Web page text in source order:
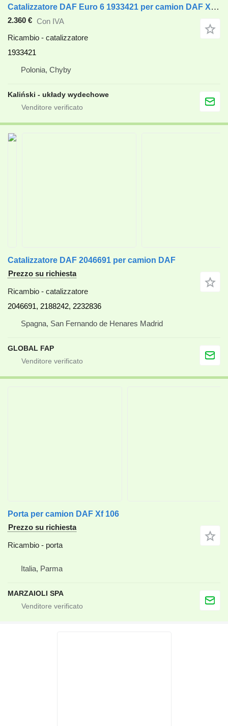
Catalizzatore DAF Euro 6 1933421 per camion DAF XF 106
2.360 € Con IVA
Ricambio - catalizzatore
1933421
Polonia, Chyby
Kaliński - układy wydechowe
Catalizzatore DAF 2046691 per camion DAF
Prezzo su richiesta
Ricambio - catalizzatore
2046691, 2188242, 2232836
Spagna, San Fernando de Henares Madrid
GLOBAL FAP
Porta per camion DAF Xf 106
Prezzo su richiesta
Ricambio - porta
Italia, Parma
MARZAIOLI SPA